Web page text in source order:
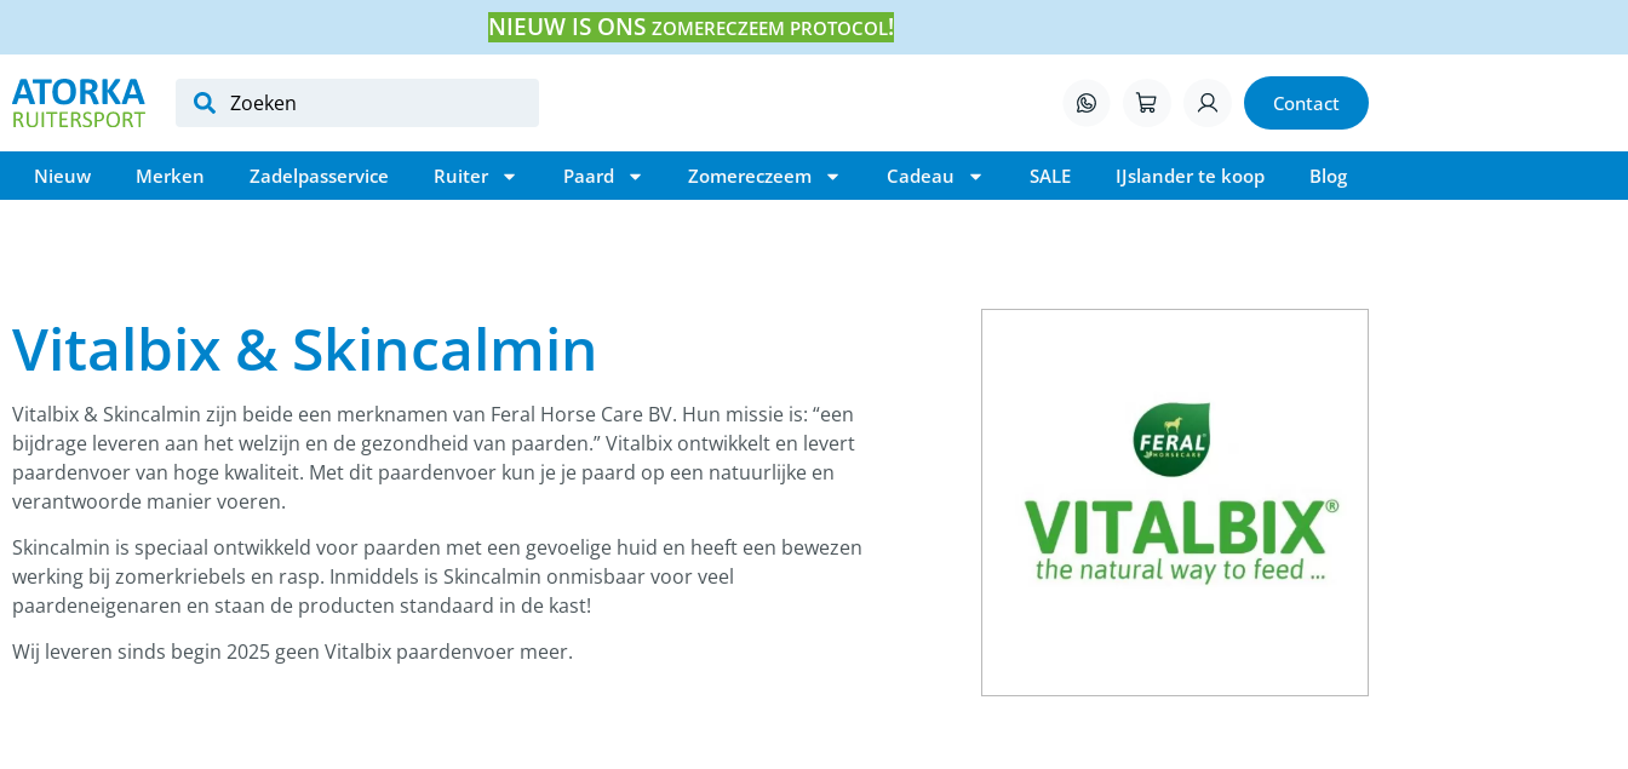
NIEUW IS ONS ZOMERECZEEM PROTOCOL!
Contact
Nieuw Merken Zadelpasservice Ruiter Paard Zomereczeem Cadeau SALE IJslander te koop Blog
Vitalbix & Skincalmin
Vitalbix & Skincalmin zijn beide een merknamen van Feral Horse Care BV. Hun missie is: “een
bijdrage leveren aan het welzijn en de gezondheid van paarden.” Vitalbix ontwikkelt en levert
paardenvoer van hoge kwaliteit. Met dit paardenvoer kun je je paard op een natuurlijke en
verantwoorde manier voeren.
Skincalmin is speciaal ontwikkeld voor paarden met een gevoelige huid en heeft een bewezen
werking bij zomerkriebels en rasp. Inmiddels is Skincalmin onmisbaar voor veel
paardeneigenaren en staan de producten standaard in de kast!
Wij leveren sinds begin 2025 geen Vitalbix paardenvoer meer.